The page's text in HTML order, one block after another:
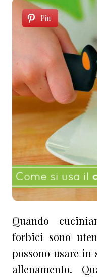
Pin
Quando
forbici sono
possono usare in
allenamento.